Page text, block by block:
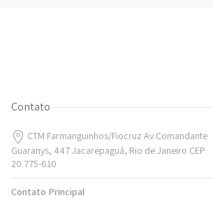
Contato
CTM Farmanguinhos/Fiocruz Av.Comandante
Guaranys, 447 Jacarepaguá, Rio de Janeiro CEP
20.775-610
Contato Principal